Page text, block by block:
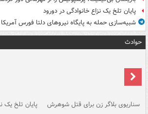
پایان تلخ یک نزاع خانوادگی در دورود
شبیه‌سازی حمله به پایگاه نیروهای دلتا فورس آمریکا
حوادث
سناریوی بلاگر زن برای قتل شوهرش پایان تلخ یک